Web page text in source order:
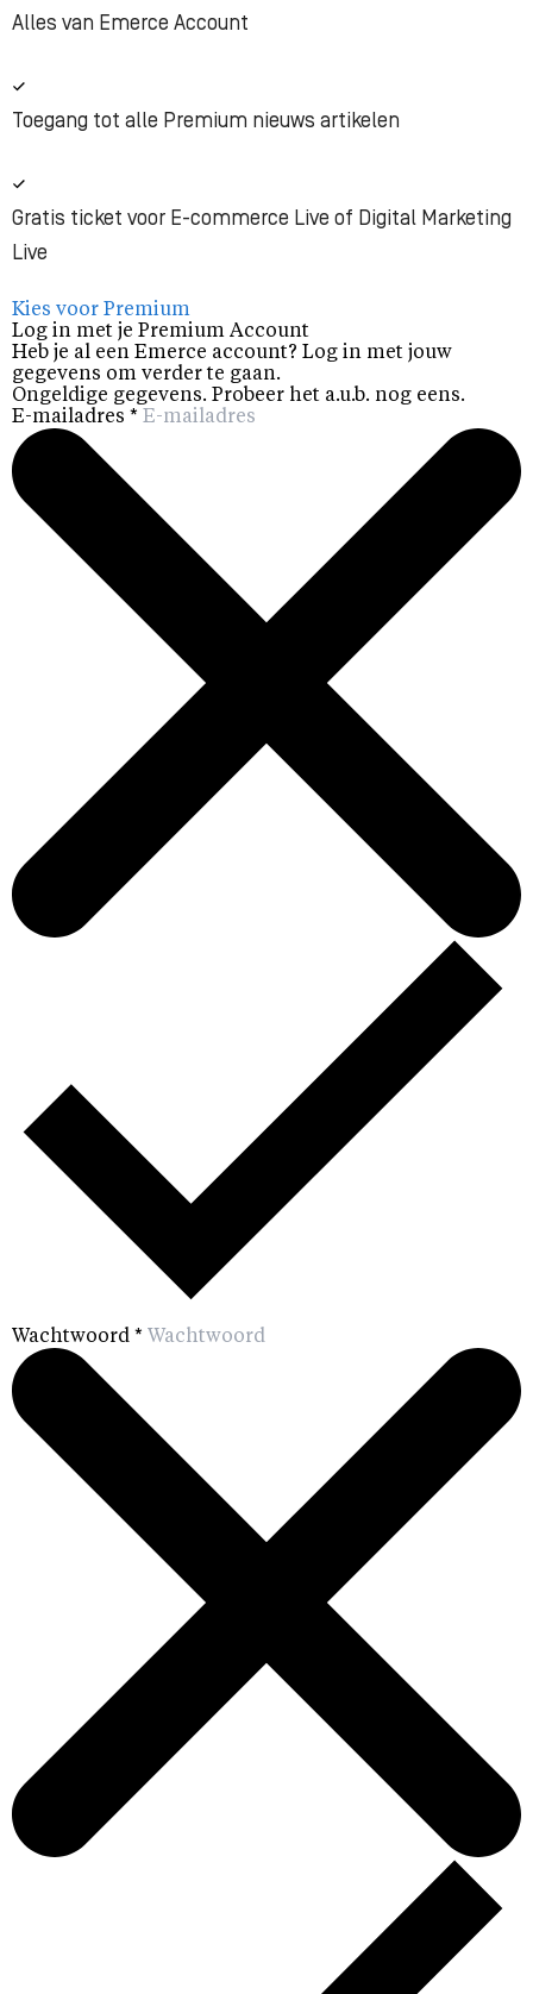
Alles van Emerce Account
Toegang tot alle Premium nieuws artikelen
Gratis ticket voor E-commerce Live of Digital Marketing
Live
Kies voor Premium
Log in met je Premium Account
Heb je al een Emerce account? Log in met jouw
gegevens om verder te gaan.
Ongeldige gegevens. Probeer het a.u.b. nog eens.
E-mailadres *
Wachtwoord *